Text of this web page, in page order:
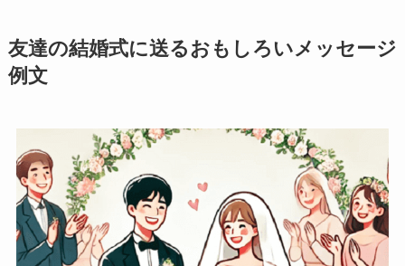
友達の結婚式に送るおもしろいメッセージ
例文